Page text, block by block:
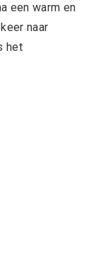
een warm en
naar
het